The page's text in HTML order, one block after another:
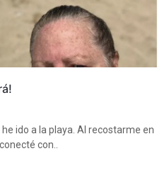
ido a la playa. Al recostarme en
con..